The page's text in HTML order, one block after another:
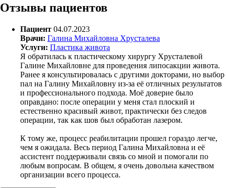
Отзывы пациентов
Пациент 04.07.2023
Врачи: Галина Михайловна Хрусталева
Услуги: Пластика живота
Я обратилась к пластическому хирургу Хрусталевой
Галине Михайловне для проведения липосакции живота.
Ранее я консультировалась с другими докторами, но выбор
пал на Галину Михайловну из-за её отличных результатов
и профессионального подхода. Моё доверие было
оправдано: после операции у меня стал плоский и
естественно красивый живот, практически без следов
операции, так как шов был обработан лазером.
К тому же, процесс реабилитации прошел гораздо легче,
чем я ожидала. Весь период Галина Михайловна и её
ассистент поддерживали связь со мной и помогали по
любым вопросам. В общем, я очень довольна качеством
организации всего процесса.